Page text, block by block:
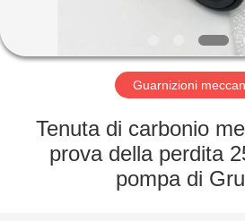
GIRO
FABBRICA
CONTROLLO
Guarnizioni
Tenuta di carbonio
prova della perdita
pompa di